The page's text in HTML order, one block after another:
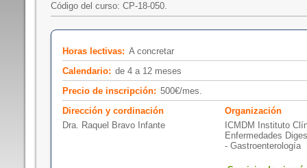
Código del curso: CP-18-050.
Horas lectivas: A concretar
Calendario: de 4 a 12 meses
Precio de inscripción: 500€/mes.
Dirección y cordinación
Dra. Raquel Bravo Infante
Organización
ICMDM Instituto
Enfermedades
- Gastroenterología